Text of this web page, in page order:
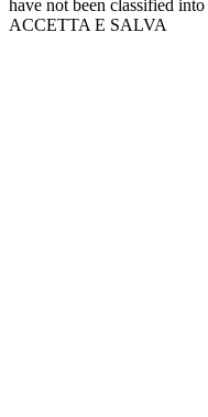
have not been classified
ACCETTA E SALVA